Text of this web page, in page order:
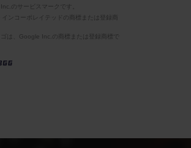
のサービスマークです。
ンコーポレイテッドの商標または登録商
は、Google Inc.の商標または登録商標で